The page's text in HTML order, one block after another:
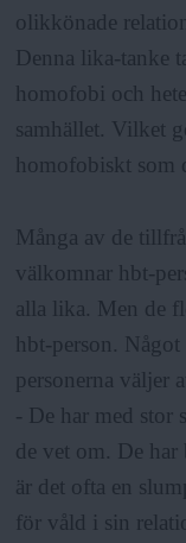
olikkönade
Denna lika-tanke
homofobi och
samhället. Vilket
homofobiskt som
Många av de
välkomnar hbt-
alla lika. Men de
hbt-person.
personerna väljer
- De har med stor
de vet om. De har
är det ofta en
för våld i sin